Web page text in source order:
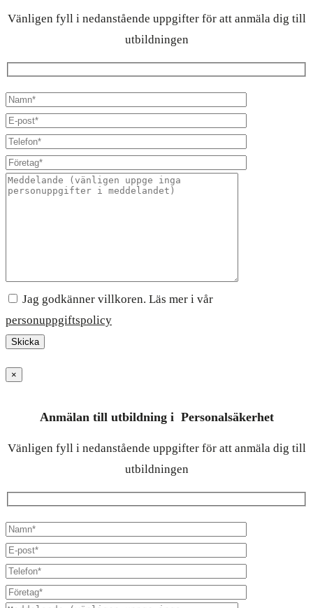
Vänligen fyll i nedanstående uppgifter för att anmäla dig till
utbildningen
Jag godkänner villkoren. Läs mer i vår
personuppgiftspolicy
×
Anmälan till utbildning i Personalsäkerhet
Vänligen fyll i nedanstående uppgifter för att anmäla dig till
utbildningen